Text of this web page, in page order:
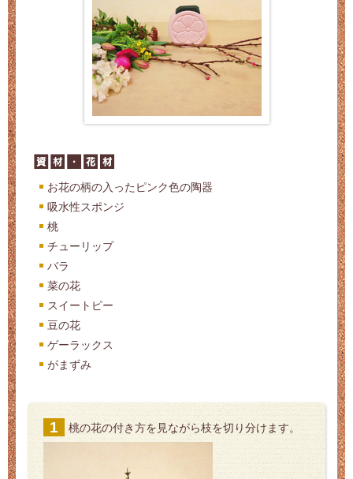
お花の柄の入ったピンク色の陶器
吸水性スポンジ
桃
チューリップ
バラ
菜の花
スイートピー
豆の花
ゲーラックス
がまずみ
桃の花の付き方を見ながら枝を切り分けます。